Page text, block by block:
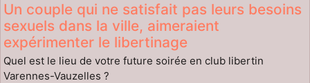
Un couple qui ne satisfait pas leurs besoins
sexuels dans la ville, aimeraient
expérimenter le libertinage
Quel est le lieu de votre future soirée en club libertin
Varennes-Vauzelles ?